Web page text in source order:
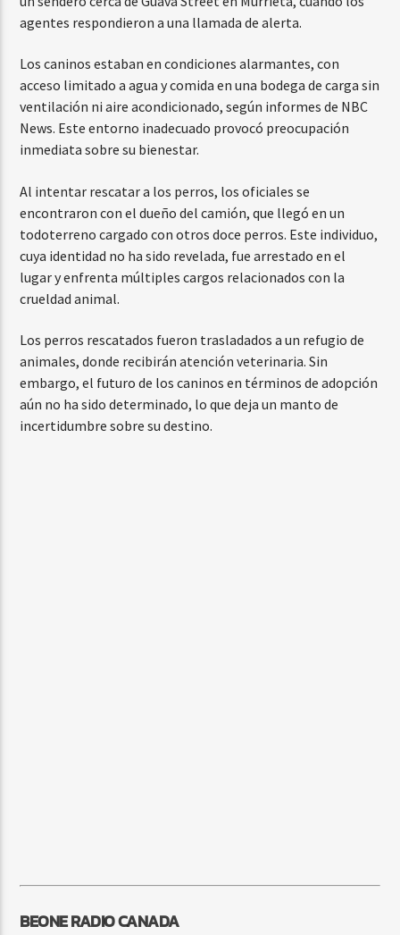
agentes respondieron a una llamada de alerta.
Los caninos estaban en condiciones alarmantes, con
acceso limitado a agua y comida en una bodega de carga sin
ventilación ni aire acondicionado, según informes de NBC
News. Este entorno inadecuado provocó preocupación
inmediata sobre su bienestar.
Al intentar rescatar a los perros, los oficiales se
encontraron con el dueño del camión, que llegó en un
todoterreno cargado con otros doce perros. Este individuo,
cuya identidad no ha sido revelada, fue arrestado en el
lugar y enfrenta múltiples cargos relacionados con la
crueldad animal.
Los perros rescatados fueron trasladados a un refugio de
animales, donde recibirán atención veterinaria. Sin
embargo, el futuro de los caninos en términos de adopción
aún no ha sido determinado, lo que deja un manto de
incertidumbre sobre su destino.
BEONE RADIO CANADA